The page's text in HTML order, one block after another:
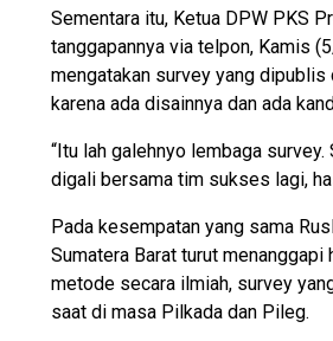
Sementara itu, Ketua DPW PKS
tanggapannya via telpon, Kamis
mengatakan survey yang
karena ada disainnya dan ada
“Itu lah galehnyo lembaga
digali bersama tim sukses lagi,
Pada kesempatan yang sama
Sumatera Barat turut
metode secara ilmiah, survey
saat di masa Pilkada dan Pileg.